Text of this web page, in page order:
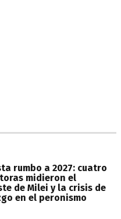
rumbo a 2027: cuatro
midieron el
de Milei y la crisis de
en el peronismo